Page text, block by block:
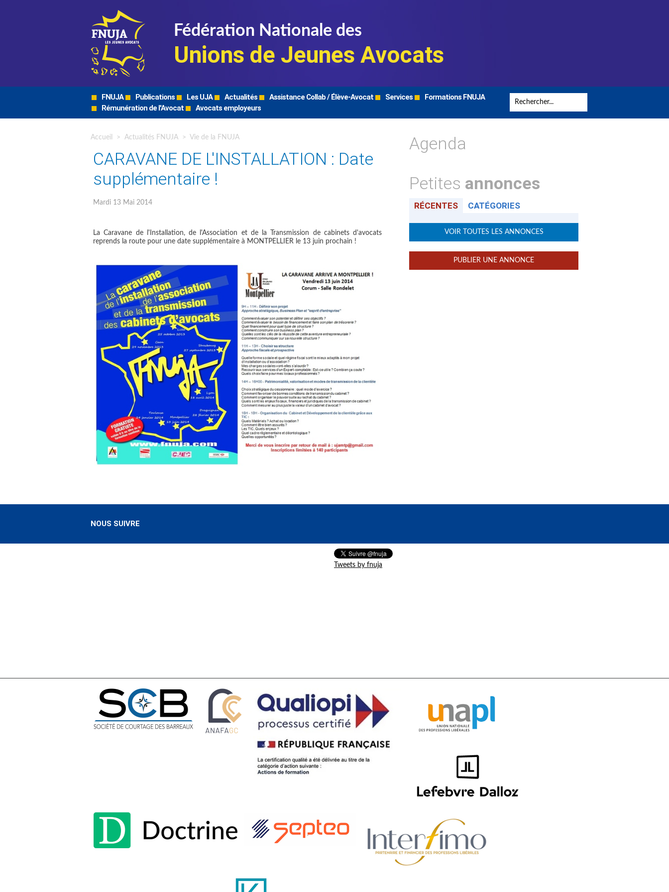
Fédération Nationale des
Unions de Jeunes Avocats
FNUJA Publications Les UJA Actualités Assistance Collab / Élève-Avocat Services
Formations FNUJA
Rémunération de l'Avocat
Avocats employeurs
Accueil > Actualités FNUJA > Vie de la FNUJA
CARAVANE DE L'INSTALLATION : Date
supplémentaire !
Mardi 13 Mai 2014
La Caravane de l'Installation, de l'Association et de la Transmission de cabinets d'avocats
reprends la route pour une date supplémentaire à MONTPELLIER le 13 juin prochain !
Agenda
Petites annonces
RÉCENTES CATÉGORIES
VOIR TOUTES LES ANNONCES
PUBLIER UNE ANNONCE
NOUS SUIVRE
Tweets by fnuja